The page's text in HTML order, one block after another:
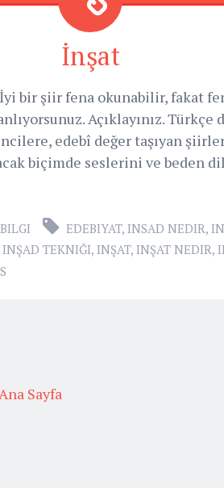
İnşat
bir şiir fena okunabilir, fakat
Açıklayınız. Türkçe
edebî değer taşıyan
biçimde seslerini ve beden
EDEBIYAT, INSAD NEDIR,
INŞAD TEKNIĞI, INŞAT, INŞAT NEDIR,
Sayfa